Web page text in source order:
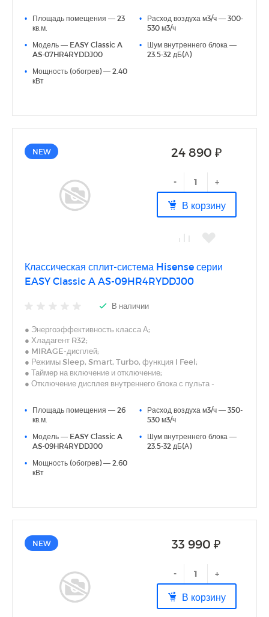
● Двустороннее подключение дренажа (левое или правое);
● Авторестарт, самодиагностика.
•
Площадь помещения — 23
кв.м.
•
Модель — EASY Classic A
AS-07HR4RYDDJ00
•
Мощность (обогрев) — 2.40
кВт
•
Расход воздуха м3/ч — 300-
530 м3/ч
•
Шум внутреннего блока —
23.5-32 дБ(А)
NEW 24 890 ₽
- +
В корзину
Классическая сплит-система Hisense серии
EASY Classic A AS-09HR4RYDDJ00
В наличии
● Энергоэффективность класса А;
● Хладагент R32;
● MIRAGE-дисплей;
● Режимы Sleep, Smart, Turbo, функция I Feel;
● Таймер на включение и отключение;
● Отключение дисплея внутреннего блока с пульта -
● Двустороннее подключение дренажа (левое или правое);
● Авторестарт, самодиагностика.
•
Площадь помещения — 26
кв.м.
•
Модель — EASY Classic A
AS-09HR4RYDDJ00
•
Мощность (обогрев) — 2.60
кВт
•
Расход воздуха м3/ч — 350-
530 м3/ч
•
Шум внутреннего блока —
23.5-32 дБ(А)
NEW 33 990 ₽
- +
В корзину